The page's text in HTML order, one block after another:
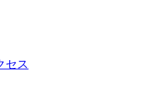
セス